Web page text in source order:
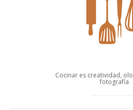
Cocinar es creatividad,
fotografía